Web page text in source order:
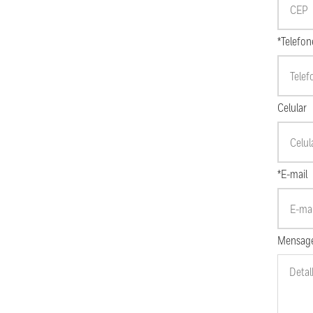
Celular
*E-mail